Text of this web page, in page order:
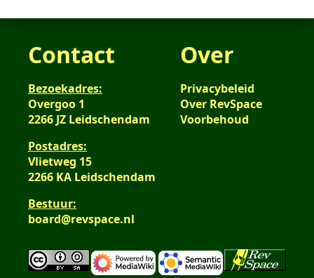
Contact
Bezoekadres:
Overgoo 1
2266 JZ Leidschendam
Postadres:
Vlietweg 15
2266 KA Leidschendam
Bestuur:
board@revspace.nl
Over
Privacybeleid
Over RevSpace
Voorbehoud